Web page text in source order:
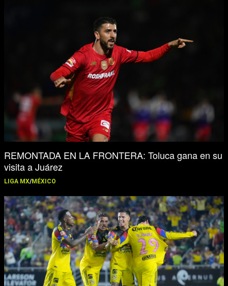
REMONTADA EN LA FRONTERA: Toluca gana en su
visita a Juárez
LIGA MX/MÉXICO